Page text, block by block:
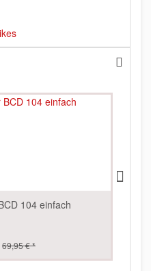
104 einfach
69,95 € *